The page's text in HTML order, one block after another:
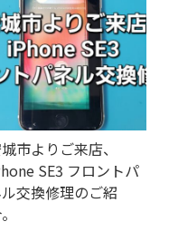
市よりご来店、
SE3 フロントパ
交換修理のご紹